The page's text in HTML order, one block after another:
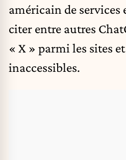
américain de services
citer entre autres
« X » parmi les sites
inaccessibles.